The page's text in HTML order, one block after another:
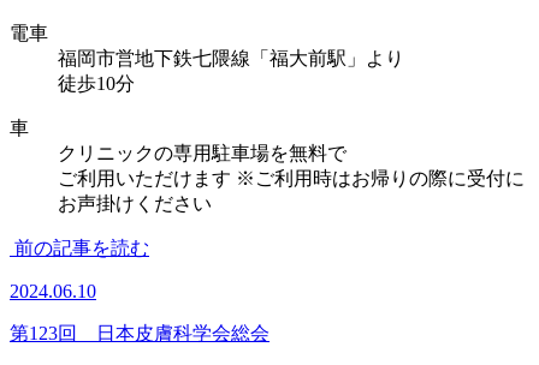
電車
福岡市営地下鉄七隈線「福大前駅」より
徒歩10分
車
クリニックの専用駐車場を無料で
ご利用いただけます ※ご利用時はお帰りの際に受付に
お声掛けください
前の記事を読む
2024.06.10
第123回 日本皮膚科学会総会